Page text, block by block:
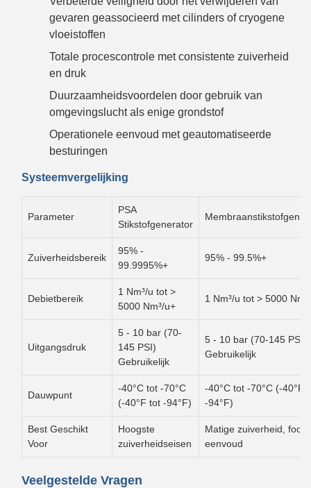
gevaren geassocieerd met cilinders of cryogene
vloeistoffen
Totale procescontrole met consistente zuiverheid
en druk
Duurzaamheidsvoordelen door gebruik van
omgevingslucht als enige grondstof
Operationele eenvoud met geautomatiseerde
besturingen
Systeemvergelijking
Parameter
PSA
Stikstofgenerator
Zuiverheidsbereik
95% -
99.9995%+
95% - 99.5%+
Debietbereik
1 Nm³/u tot >
5000 Nm³/u+
1 Nm³/u tot > 5000
Uitgangsdruk
5 - 10 bar (70-
145 PSI)
Gebruikelijk
5 - 10 bar (70-145 PSI)
Gebruikelijk
Dauwpunt
-40°C tot -70°C
(-40°F tot -94°F)
-40°C tot -70°C (-40°F
-94°F)
Best Geschikt
Voor
Hoogste
zuiverheidseisen
Matige zuiverheid,
eenvoud
Veelgestelde Vragen